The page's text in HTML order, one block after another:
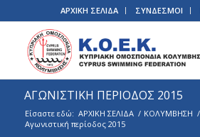
ΑΡΧΙΚΗ ΣΕΛΙΔΑ ΣΥΝΔΕΣΜΟΙ
ΑΓΩΝΙΣΤΙΚΗ ΠΕΡΙΟΔΟΣ 2015
Είσαστε εδώ: ΑΡΧΙΚΗ ΣΕΛΙΔΑ / ΚΟΛΥΜΒΗΣΗ /
Αγωνιστική περίοδος 2015